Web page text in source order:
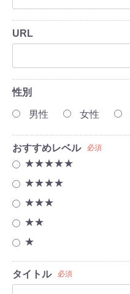
URL
性別
男性 女性
おすすめレベル 必須
★★★★★
★★★★
★★★
★★
★
タイトル 必須